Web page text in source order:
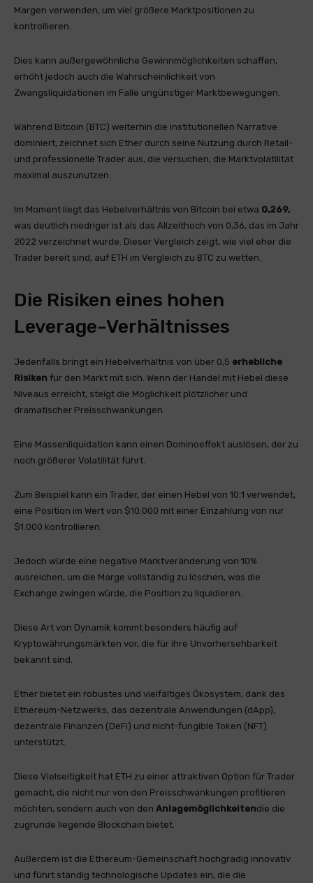
Margen verwenden, um viel größere Marktpositionen zu
kontrollieren.
Dies kann außergewöhnliche Gewinnmöglichkeiten schaffen,
erhöht jedoch auch die Wahrscheinlichkeit von
Zwangsliquidationen im Falle ungünstiger Marktbewegungen.
Während Bitcoin (BTC) weiterhin die institutionellen Narrative
dominiert, zeichnet sich Ether durch seine Nutzung durch Retail-
und professionelle Trader aus, die versuchen, die Marktvolatilität
maximal auszunutzen.
Im Moment liegt das Hebelverhältnis von Bitcoin bei etwa 0,269,
was deutlich niedriger ist als das Allzeithoch von 0,36, das im Jahr
2022 verzeichnet wurde. Dieser Vergleich zeigt, wie viel eher die
Trader bereit sind, auf ETH im Vergleich zu BTC zu wetten.
Die Risiken eines hohen
Leverage-Verhältnisses
Jedenfalls bringt ein Hebelverhältnis von über 0,5 erhebliche
Risiken für den Markt mit sich. Wenn der Handel mit Hebel diese
Niveaus erreicht, steigt die Möglichkeit plötzlicher und
dramatischer Preisschwankungen.
Eine Massenliquidation kann einen Dominoeffekt auslösen, der zu
noch größerer Volatilität führt.
Zum Beispiel kann ein Trader, der einen Hebel von 10:1 verwendet,
eine Position im Wert von $10.000 mit einer Einzahlung von nur
$1.000 kontrollieren.
Jedoch würde eine negative Marktveränderung von 10%
ausreichen, um die Marge vollständig zu löschen, was die
Exchange zwingen würde, die Position zu liquidieren.
Diese Art von Dynamik kommt besonders häufig auf
Kryptowährungsmärkten vor, die für ihre Unvorhersehbarkeit
bekannt sind.
Ether bietet ein robustes und vielfältiges Ökosystem, dank des
Ethereum-Netzwerks, das dezentrale Anwendungen (dApp),
dezentrale Finanzen (DeFi) und nicht-fungible Token (NFT)
unterstützt.
Diese Vielseitigkeit hat ETH zu einer attraktiven Option für Trader
gemacht, die nicht nur von den Preisschwankungen profitieren
möchten, sondern auch von den Anlagemöglichkeitendie die
zugrunde liegende Blockchain bietet.
Außerdem ist die Ethereum-Gemeinschaft hochgradig innovativ
und führt ständig technologische Updates ein, die die